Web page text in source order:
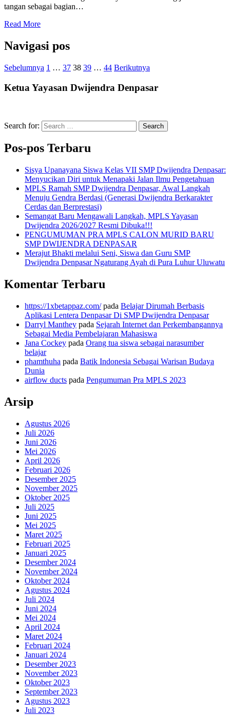
tangan sebagai bagian…
Read More
Navigasi pos
Sebelumnya 1 … 37 38 39 … 44 Berikutnya
Ketua Yayasan Dwijendra Denpasar
Search for: Search
Pos-pos Terbaru
Sisya Upanayana Siswa Kelas VII SMP Dwijendra Denpasar:
Menyucikan Diri untuk Menapaki Jalan Ilmu Pengetahuan
MPLS Ramah SMP Dwijendra Denpasar, Awal Langkah
Menuju Gendra Berdasi (Generasi Dwijendra Berkarakter
Cerdas dan Berprestasi)
Semangat Baru Mengawali Langkah, MPLS Yayasan
Dwijendra 2026/2027 Resmi Dibuka!!!
PENGUMUMAN PRA MPLS CALON MURID BARU
SMP DWIJENDRA DENPASAR
Merajut Bhakti melalui Seni, Siswa dan Guru SMP
Dwijendra Denpasar Ngaturang Ayah di Pura Luhur Uluwatu
Komentar Terbaru
https://1xbetappaz.com/pada Belajar Dirumah Berbasis
Aplikasi Lentera Denpasar Di SMP Dwijendra Denpasar
Darryl Manthey pada Sejarah Internet dan Perkembangannya
Sebagai Media Pembelajaran Mahasiswa
Jana Cockey pada Orang tua siswa sebagai narasumber
belajar
phamthuha pada Batik Indonesia Sebagai Warisan Budaya
Dunia
airflow ducts pada Pengumuman Pra MPLS 2023
Arsip
Agustus 2026
Juli 2026
Juni 2026
Mei 2026
April 2026
Februari 2026
Desember 2025
November 2025
Oktober 2025
Juli 2025
Juni 2025
Mei 2025
Maret 2025
Februari 2025
Januari 2025
Desember 2024
November 2024
Oktober 2024
Agustus 2024
Juli 2024
Juni 2024
Mei 2024
April 2024
Maret 2024
Februari 2024
Januari 2024
Desember 2023
November 2023
Oktober 2023
September 2023
Agustus 2023
Juli 2023